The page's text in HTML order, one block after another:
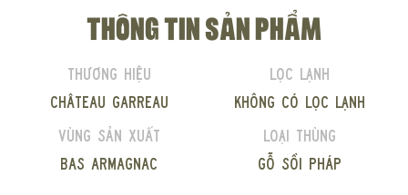
THÔNG TIN SẢN PHẨM
Thương hiệu
Château Garreau
Lọc lạnh
Không có lọc lạnh
Vùng sản xuất
Bas Armagnac
Loại thùng
Gỗ sồi Pháp